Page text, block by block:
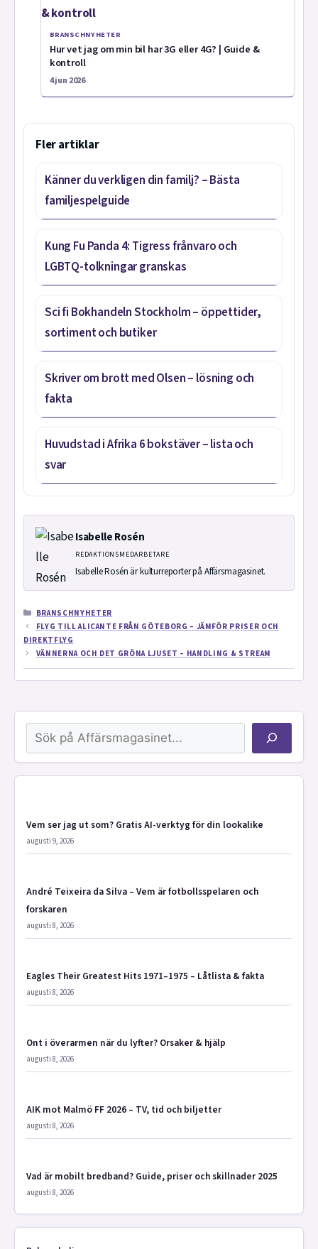
BRANSCHNYHETER
Hur vet jag om min bil har 3G eller 4G? | Guide &
kontroll
4 jun 2026
Fler artiklar
Känner du verkligen din familj? – Bästa
familjespelguide
Kung Fu Panda 4: Tigress frånvaro och
LGBTQ-tolkningar granskas
Sci fi Bokhandeln Stockholm – öppettider,
sortiment och butiker
Skriver om brott med Olsen – lösning och
fakta
Huvudstad i Afrika 6 bokstäver – lista och
svar
Isabelle Rosén
REDAKTIONSMEDARBETARE
Isabelle Rosén är kulturreporter på Affärsmagasinet.
KATEGORIER
BRANSCHNYHETER
FLYG TILL ALICANTE FRÅN GÖTEBORG – JÄMFÖR PRISER OCH
DIREKTFLYG
VÄNNERNA OCH DET GRÖNA LJUSET – HANDLING & STREAM
Sök
Vem ser jag ut som? Gratis AI-verktyg för din lookalike
augusti 9, 2026
André Teixeira da Silva – Vem är fotbollsspelaren och
forskaren
augusti 8, 2026
Eagles Their Greatest Hits 1971–1975 – Låtlista & fakta
augusti 8, 2026
Ont i överarmen när du lyfter? Orsaker & hjälp
augusti 8, 2026
AIK mot Malmö FF 2026 – TV, tid och biljetter
augusti 8, 2026
Vad är mobilt bredband? Guide, priser och skillnader 2025
augusti 8, 2026